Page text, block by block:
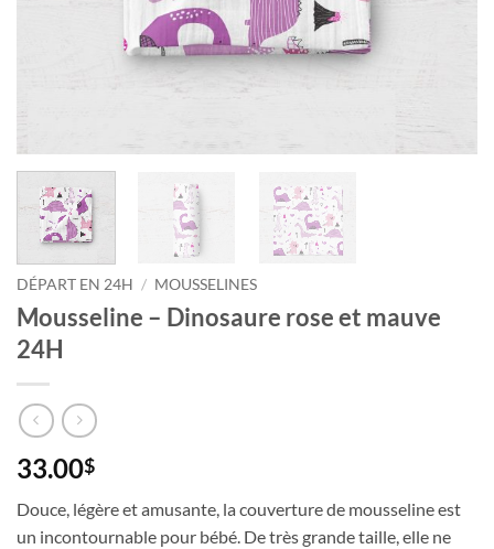
DÉPART EN 24H / MOUSSELINES
Mousseline – Dinosaure rose et mauve
24H
33.00$
Douce, légère et amusante, la couverture de mousseline est
un incontournable pour bébé. De très grande taille, elle ne